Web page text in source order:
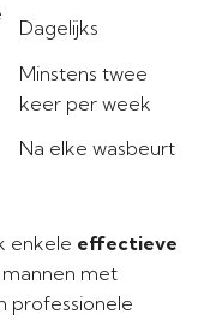
Dagelijks
Minstens twee
keer per week
Na elke wasbeurt
enkele effectieve
met
​​professionele